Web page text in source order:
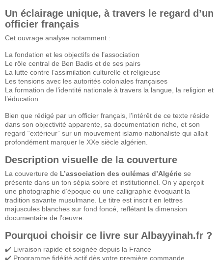
Un éclairage unique, à travers le regard d’un
officier français
Cet ouvrage analyse notamment :
La fondation et les objectifs de l’association
Le rôle central de Ben Badis et de ses pairs
La lutte contre l’assimilation culturelle et religieuse
Les tensions avec les autorités coloniales françaises
La formation de l’identité nationale à travers la langue, la religion et
l’éducation
Bien que rédigé par un officier français, l’intérêt de ce texte réside
dans son objectivité apparente, sa documentation riche, et son
regard “extérieur” sur un mouvement islamo-nationaliste qui allait
profondément marquer le XXe siècle algérien.
Description visuelle de la couverture
La couverture de L’association des oulémas d’Algérie se
présente dans un ton sépia sobre et institutionnel. On y aperçoit
une photographie d’époque ou une calligraphie évoquant la
tradition savante musulmane. Le titre est inscrit en lettres
majuscules blanches sur fond foncé, reflétant la dimension
documentaire de l’œuvre.
Pourquoi choisir ce livre sur Albayyinah.fr ?
✔️ Livraison rapide et soignée depuis la France
✔️ Programme fidélité actif dès votre première commande